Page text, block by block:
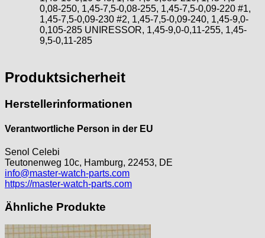
0,08-250, 1,45-7,5-0,08-255, 1,45-7,5-0,09-220 #1,
1,45-7,5-0,09-230 #2, 1,45-7,5-0,09-240, 1,45-9,0-
0,105-285 UNIRESSOR, 1,45-9,0-0,11-255, 1,45-
9,5-0,11-285
Produktsicherheit
Herstellerinformationen
Verantwortliche Person in der EU
Senol Celebi
Teutonenweg 10c, Hamburg, 22453, DE
info@master-watch-parts.com
https://master-watch-parts.com
Ähnliche Produkte